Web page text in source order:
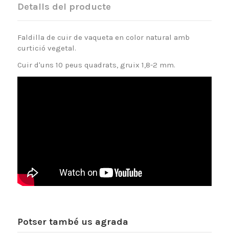
Detalls del producte
Faldilla de cuir de vaqueta en color natural amb
curtició vegetal.
Cuir d'uns 10 peus quadrats, gruix 1,8-2 mm.
Potser també us agrada